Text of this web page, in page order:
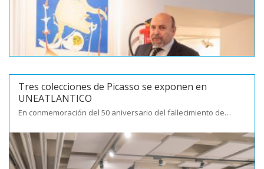
Tres colecciones de Picasso se exponen en
UNEATLANTICO
En conmemoración del 50 aniversario del fallecimiento de…